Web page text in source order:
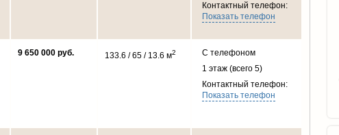
Контактный телефон:
Показать телефон
9 650 000 руб. 133.6 / 65 / 13.6 м2
С телефоном
1 этаж (всего 5)
Контактный телефон:
Показать телефон